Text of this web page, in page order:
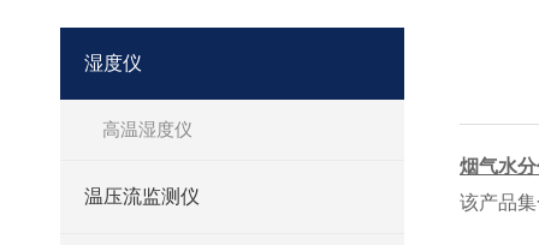
湿度仪
高温湿度仪
温压流监测仪
烟气水
该产品